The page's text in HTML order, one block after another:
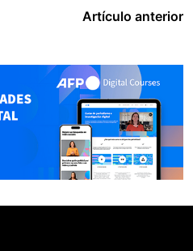
Artículo anterior